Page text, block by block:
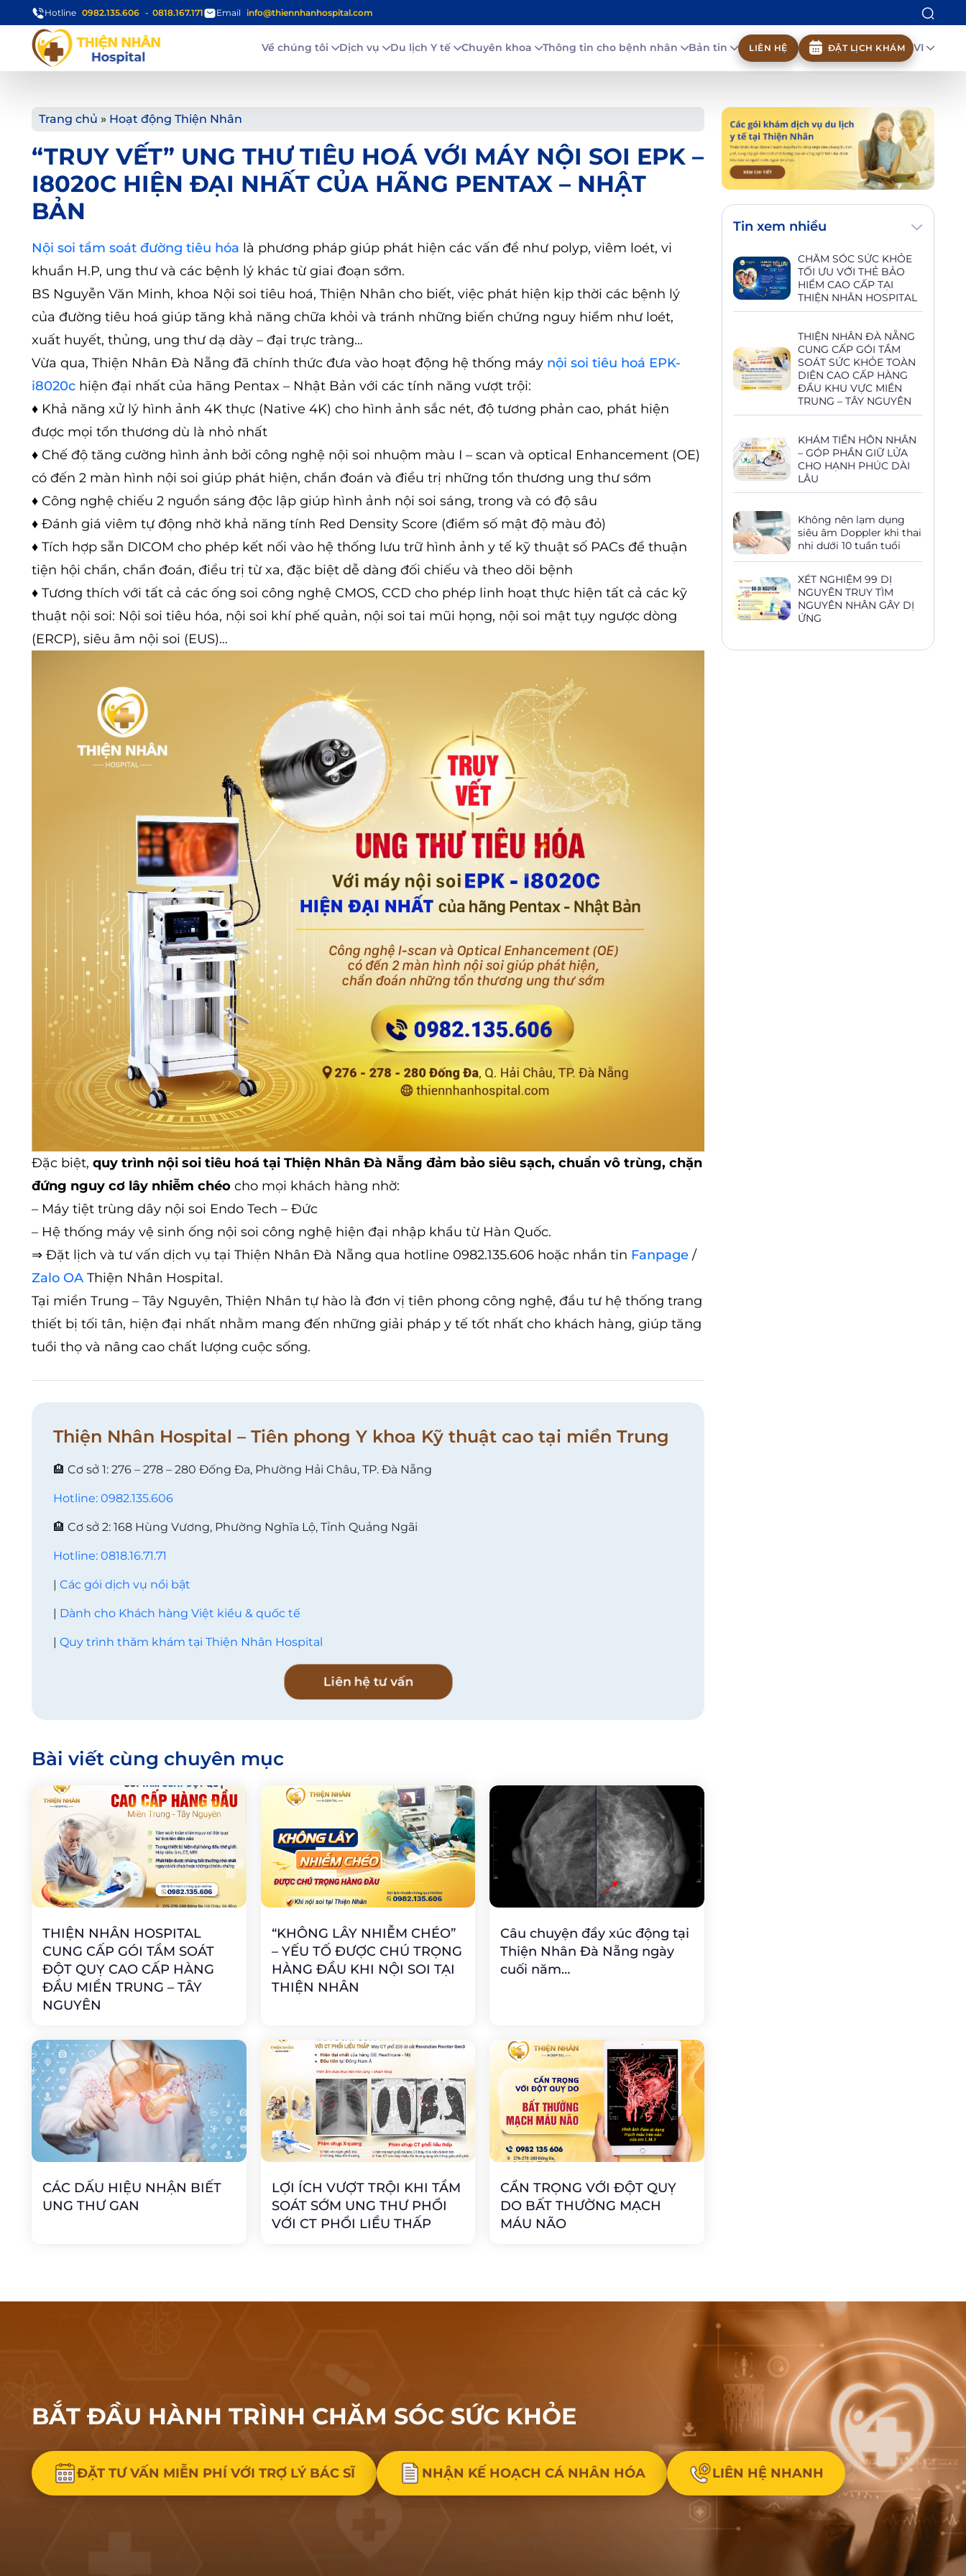
Hotline 0982.135.606 0818.167.171 Email info@thiennhanhospital.com
Về chúng tôi Dịch vụ Du lịch Y tế Chuyên khoa Thông tin cho bệnh nhân Bản tin LIÊN HỆ ĐẶT LỊCH KHÁM VI
Trang chủ » Hoạt động Thiện Nhân
“TRUY VẾT” UNG THƯ TIÊU HOÁ VỚI MÁY NỘI SOI EPK –
I8020C HIỆN ĐẠI NHẤT CỦA HÃNG PENTAX – NHẬT
BẢN
Nội soi tầm soát đường tiêu hóa là phương pháp giúp phát hiện các vấn đề như polyp, viêm loét, vi
khuẩn H.P, ung thư và các bệnh lý khác từ giai đoạn sớm.
BS Nguyễn Văn Minh, khoa Nội soi tiêu hoá, Thiện Nhân cho biết, việc phát hiện kịp thời các bệnh lý
của đường tiêu hoá giúp tăng khả năng chữa khỏi và tránh những biến chứng nguy hiểm như loét,
xuất huyết, thủng, ung thư dạ dày – đại trực tràng…
Vừa qua, Thiện Nhân Đà Nẵng đã chính thức đưa vào hoạt động hệ thống máy nội soi tiêu hoá EPK-
i8020c hiện đại nhất của hãng Pentax – Nhật Bản với các tính năng vượt trội:
♦ Khả năng xử lý hình ảnh 4K thực (Native 4K) cho hình ảnh sắc nét, độ tương phản cao, phát hiện
được mọi tổn thương dù là nhỏ nhất
♦ Chế độ tăng cường hình ảnh bởi công nghệ nội soi nhuộm màu I – scan và optical Enhancement (OE)
có đến 2 màn hình nội soi giúp phát hiện, chẩn đoán và điều trị những tổn thương ung thư sớm
♦ Công nghệ chiếu 2 nguồn sáng độc lập giúp hình ảnh nội soi sáng, trong và có độ sâu
♦ Đánh giá viêm tự động nhờ khả năng tính Red Density Score (điểm số mật độ màu đỏ)
♦ Tích hợp sẵn DICOM cho phép kết nối vào hệ thống lưu trữ hình ảnh y tế kỹ thuật số PACs để thuận
tiện hội chẩn, chẩn đoán, điều trị từ xa, đặc biệt dễ dàng đối chiếu và theo dõi bệnh
♦ Tương thích với tất cả các ống soi công nghệ CMOS, CCD cho phép linh hoạt thực hiện tất cả các kỹ
thuật nội soi: Nội soi tiêu hóa, nội soi khí phế quản, nội soi tai mũi họng, nội soi mật tụy ngược dòng
(ERCP), siêu âm nội soi (EUS)…
Đặc biệt, quy trình nội soi tiêu hoá tại Thiện Nhân Đà Nẵng đảm bảo siêu sạch, chuẩn vô trùng, chặn
đứng nguy cơ lây nhiễm chéo cho mọi khách hàng nhờ:
– Máy tiệt trùng dây nội soi Endo Tech – Đức
– Hệ thống máy vệ sinh ống nội soi công nghệ hiện đại nhập khẩu từ Hàn Quốc.
⇒ Đặt lịch và tư vấn dịch vụ tại Thiện Nhân Đà Nẵng qua hotline 0982.135.606 hoặc nhắn tin Fanpage /
Zalo OA Thiện Nhân Hospital.
Tại miền Trung – Tây Nguyên, Thiện Nhân tự hào là đơn vị tiên phong công nghệ, đầu tư hệ thống trang
thiết bị tối tân, hiện đại nhất nhằm mang đến những giải pháp y tế tốt nhất cho khách hàng, giúp tăng
tuổi thọ và nâng cao chất lượng cuộc sống.
Thiện Nhân Hospital – Tiên phong Y khoa Kỹ thuật cao tại miền Trung
🏨 Cơ sở 1: 276 – 278 – 280 Đống Đa, Phường Hải Châu, TP. Đà Nẵng
Hotline: 0982.135.606
🏨 Cơ sở 2: 168 Hùng Vương, Phường Nghĩa Lộ, Tỉnh Quảng Ngãi
Hotline: 0818.16.71.71
| Các gói dịch vụ nổi bật
| Dành cho Khách hàng Việt kiều & quốc tế
| Quy trình thăm khám tại Thiện Nhân Hospital
Liên hệ tư vấn
Bài viết cùng chuyên mục
THIỆN NHÂN HOSPITAL
CUNG CẤP GÓI TẦM SOÁT
ĐỘT QUỴ CAO CẤP HÀNG
ĐẦU MIỀN TRUNG – TÂY
NGUYÊN
“KHÔNG LÂY NHIỄM CHÉO”
– YẾU TỐ ĐƯỢC CHÚ TRỌNG
HÀNG ĐẦU KHI NỘI SOI TẠI
THIỆN NHÂN
Câu chuyện đầy xúc động tại
Thiện Nhân Đà Nẵng ngày
cuối năm…
CÁC DẤU HIỆU NHẬN BIẾT
UNG THƯ GAN
LỢI ÍCH VƯỢT TRỘI KHI TẦM
SOÁT SỚM UNG THƯ PHỔI
VỚI CT PHỔI LIỀU THẤP
CẨN TRỌNG VỚI ĐỘT QUỴ
DO BẤT THƯỜNG MẠCH
MÁU NÃO
Tin xem nhiều
CHĂM SÓC SỨC KHỎE
TỐI ƯU VỚI THẺ BẢO
HIỂM CAO CẤP TẠI
THIỆN NHÂN HOSPITAL
THIỆN NHÂN ĐÀ NẴNG
CUNG CẤP GÓI TẦM
SOÁT SỨC KHỎE TOÀN
DIỆN CAO CẤP HÀNG
ĐẦU KHU VỰC MIỀN
TRUNG – TÂY NGUYÊN
KHÁM TIỀN HÔN NHÂN
– GÓP PHẦN GIỮ LỬA
CHO HẠNH PHÚC DÀI
LÂU
Không nên lạm dụng
siêu âm Doppler khi thai
nhi dưới 10 tuần tuổi
XÉT NGHIỆM 99 DỊ
NGUYÊN TRUY TÌM
NGUYÊN NHÂN GÂY DỊ
ỨNG
BẮT ĐẦU HÀNH TRÌNH CHĂM SÓC SỨC KHỎE
ĐẶT TƯ VẤN MIỄN PHÍ VỚI TRỢ LÝ BÁC SĨ NHẬN KẾ HOẠCH CÁ NHÂN HÓA LIÊN HỆ NHANH